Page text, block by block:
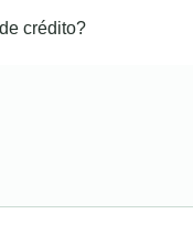
crédito?